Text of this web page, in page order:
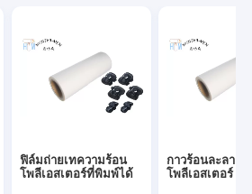
ฟิล์มถ่ายเทความร้อน
โพลีเอสเตอร์ที่พิมพ์ได้
กาวร้อนละลาย
โพลีเอสเตอร์